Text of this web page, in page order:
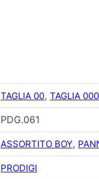
TAGLIA 00, TAGLIA 000
PDG.061
ASSORTITO BOY,
PRODIGI